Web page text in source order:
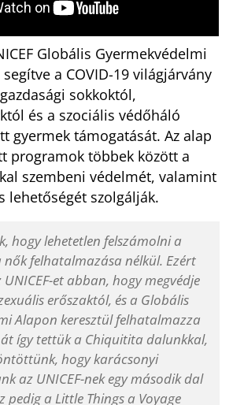
Globális Gyermekvédelmi
a COVID-19 világjárvány
sokkoktól,
és a szociális védőháló
gyermek támogatását. Az alap
programok többek között a
szembeni védelmét, valamint
lehetőségét szolgálják.
hogy lehetetlen felszámolni a
nők felhatalmazása nélkül. Ezért
et abban, hogy megvédje
erőszaktól, és a Globális
Alapon keresztül felhatalmazza
át így tettük a Chiquitita dalunkkal,
hogy karácsonyi
az UNICEF-nek egy második dal
pedig a Little Things a Voyage